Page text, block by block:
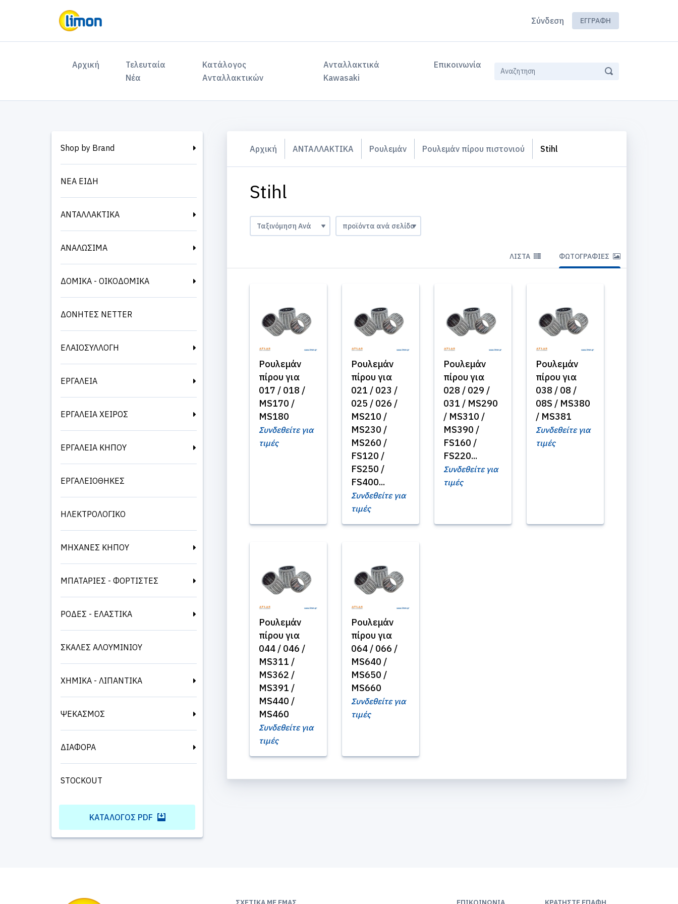
Σύνδεση ΕΓΓΡΑΦΉ
Αρχική (current)Τελευταία
Νέα
Κατάλογος
Ανταλλακτικών
Ανταλλακτικά
Kawasaki
Επικοινωνία
Shop by Brand
ΝΕΑ ΕΙΔΗ
ΑΝΤΑΛΛΑΚΤΙΚΑ
ΑΝΑΛΩΣΙΜΑ
ΔΟΜΙΚΑ - ΟΙΚΟΔΟΜΙΚΑ
ΔΟΝΗΤΕΣ NETTER
ΕΛΑΙΟΣΥΛΛΟΓΗ
ΕΡΓΑΛΕΙΑ
ΕΡΓΑΛΕΙΑ ΧΕΙΡΟΣ
ΕΡΓΑΛΕΙΑ ΚΗΠΟΥ
ΕΡΓΑΛΕΙΟΘΗΚΕΣ
ΗΛΕΚΤΡΟΛΟΓΙΚΟ
ΜΗΧΑΝΕΣ ΚΗΠΟΥ
ΜΠΑΤΑΡΙΕΣ - ΦΟΡΤΙΣΤΕΣ
ΡΟΔΕΣ - ΕΛΑΣΤΙΚΑ
ΣΚΑΛΕΣ ΑΛΟΥΜΙΝΙΟΥ
ΧΗΜΙΚΑ - ΛΙΠΑΝΤΙΚΑ
ΨΕΚΑΣΜΟΣ
ΔΙΑΦΟΡΑ
STOCKOUT
ΚΑΤΆΛΟΓΟΣ PDF
Αρχική ΑΝΤΑΛΛΑΚΤΙΚΑ Ρουλεμάν Ρουλεμάν πίρου πιστονιού Stihl
Stihl
ΛΊΣΤΑ ΦΩΤΟΓΡΑΦΊΕΣ
Ρουλεμάν
πίρου για
017 / 018 /
MS170 /
MS180
Συνδεθείτε για
τιμές
Ρουλεμάν
πίρου για
021 / 023 /
025 / 026 /
MS210 /
MS230 /
MS260 /
FS120 /
FS250 /
FS400...
Συνδεθείτε για
τιμές
Ρουλεμάν
πίρου για
028 / 029 /
031 / MS290
/ MS310 /
MS390 /
FS160 /
FS220...
Συνδεθείτε για
τιμές
Ρουλεμάν
πίρου για
038 / 08 /
08S / MS380
/ MS381
Συνδεθείτε για
τιμές
Ρουλεμάν
πίρου για
044 / 046 /
MS311 /
MS362 /
MS391 /
MS440 /
MS460
Συνδεθείτε για
τιμές
Ρουλεμάν
πίρου για
064 / 066 /
MS640 /
MS650 /
MS660
Συνδεθείτε για
τιμές